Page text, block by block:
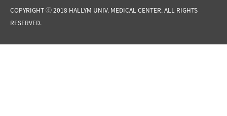
COPYRIGHT ⓒ 2018 HALLYM UNIV. MEDICAL CENTER. ALL RIGHTS
RESERVED.